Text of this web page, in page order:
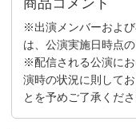
商品コメント
※出演メンバーおよ
は、公演実施日時点の
※配信される公演に
演時の状況に則して
とを予めご了承くださ